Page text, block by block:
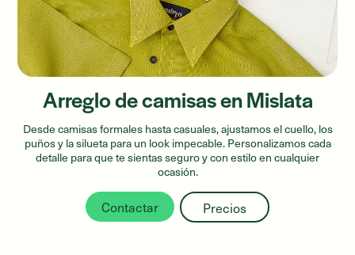
Arreglo de camisas en Mislata
Desde camisas formales hasta casuales, ajustamos el cuello, los
puños y la silueta para un look impecable. Personalizamos cada
detalle para que te sientas seguro y con estilo en cualquier
ocasión.
Contactar Precios